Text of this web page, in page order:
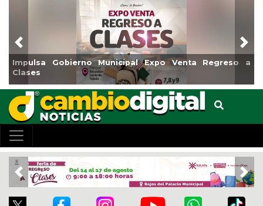
Expo Venta Regreso a
Reabrirá Coatzacoalcos la
Centro
Previous
Previous